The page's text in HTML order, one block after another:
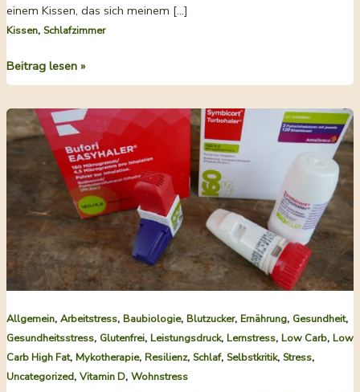
einem Kissen, das sich meinem […]
Kissen, Schlafzimmer
Wie
man
Haupt
bettet
Weichschaum-
Kissen
unter
der
Lupe
Beitrag lesen »
Allgemein, Arbeitstress, Baubiologie, Blutzucker, Ernährung, Gesundheit,
Gesundheitsstress, Glutenfrei, Leistungsdruck, Lernstress, Low Carb, Low
Carb High Fat, Mykotherapie, Resilienz, Schlaf, Selbstkritik, Stress,
Uncategorized, Vitamin D, Wohnstress